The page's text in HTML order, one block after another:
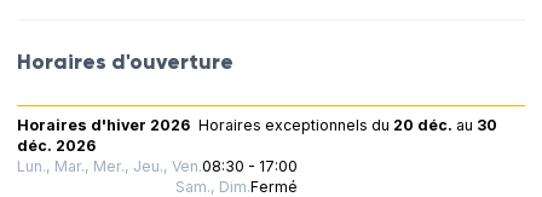
Horaires d'ouverture
Horaires d'hiver 2026 Horaires exceptionnels du 20 déc. au 30
déc. 2026
Lun., Mar., Mer., Jeu., Ven.08:30 - 17:00
Sam., Dim.Fermé